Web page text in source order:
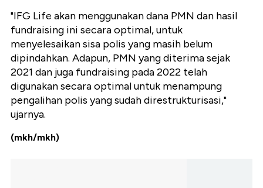
"IFG Life akan menggunakan dana PMN dan hasil
fundraising ini secara optimal, untuk
menyelesaikan sisa polis yang masih belum
dipindahkan. Adapun, PMN yang diterima sejak
2021 dan juga fundraising pada 2022 telah
digunakan secara optimal untuk menampung
pengalihan polis yang sudah direstrukturisasi,"
ujarnya.
(mkh/mkh)